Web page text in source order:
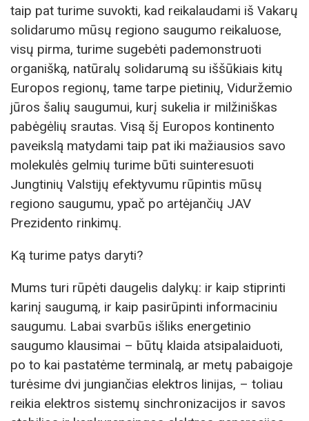
taip pat turime suvokti, kad reikalaudami iš Vakarų
solidarumo mūsų regiono saugumo reikaluose,
visų pirma, turime sugebėti pademonstruoti
organišką, natūralų solidarumą su iššūkiais kitų
Europos regionų, tame tarpe pietinių, Viduržemio
jūros šalių saugumui, kurį sukelia ir milžiniškas
pabėgėlių srautas. Visą šį Europos kontinento
paveikslą matydami taip pat iki mažiausios savo
molekulės gelmių turime būti suinteresuoti
Jungtinių Valstijų efektyvumu rūpintis mūsų
regiono saugumu, ypač po artėjančių JAV
Prezidento rinkimų.
Ką turime patys daryti?
Mums turi rūpėti daugelis dalykų: ir kaip stiprinti
karinį saugumą, ir kaip pasirūpinti informaciniu
saugumu. Labai svarbūs išliks energetinio
saugumo klausimai – būtų klaida atsipalaiduoti,
po to kai pastatėme terminalą, ar metų pabaigoje
turėsime dvi jungiančias elektros linijas, – toliau
reikia elektros sistemų sinchronizacijos ir savos